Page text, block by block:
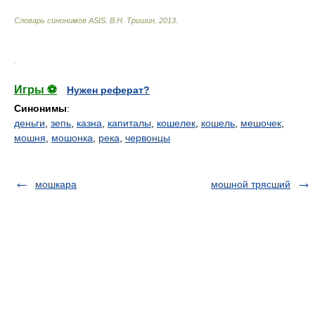
Словарь синонимов ASIS. В.Н. Тришин 2013
Игры ⚽
Нужен реферат?
Синонимы:
деньги зепь казна капиталы кошелек кошель мешочек
мошня
мошонка река червонцы
мошкара мошной трясший